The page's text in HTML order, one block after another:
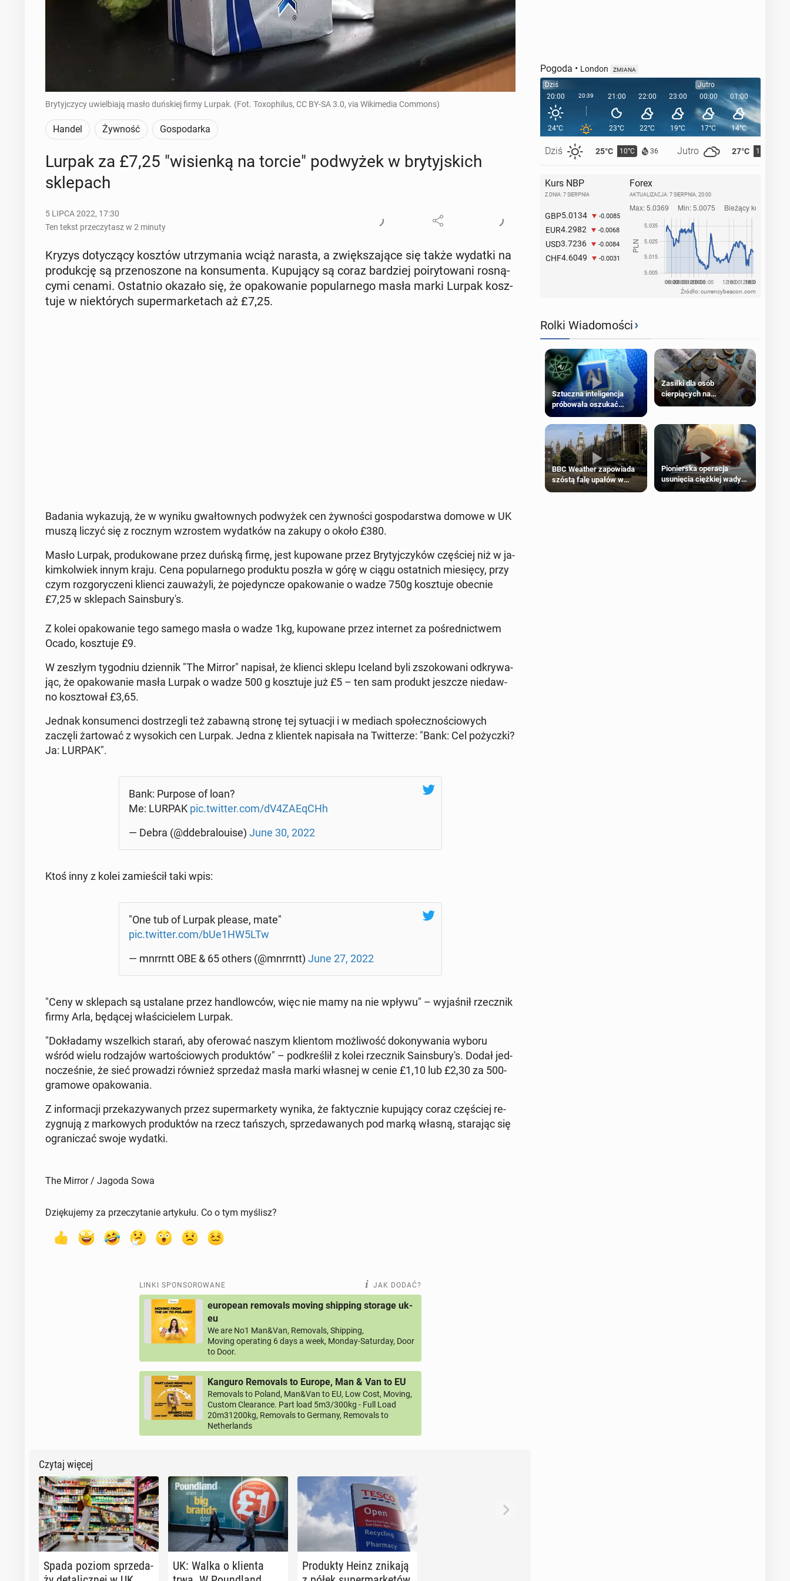
Brytyjczycy uwielbiają masło duńskiej firmy Lurpak. (Fot. Toxophilus, CC BY-SA 3.0, via Wikimedia Commons)
Handel Żywność Gospodarka
Lurpak za £7,25 "wi­sien­ką na torcie" pod­wy­żek w bry­tyj­skich
skle­pach
5 LIPCA 2022, 17:30
Ten tekst przeczytasz w 2 minuty
Kryzys do­ty­czą­cy kosztów utrzy­ma­nia wciąż narasta, a zwięk­sza­ją­ce się także wydatki na
pro­duk­cję są prze­no­szo­ne na kon­su­men­ta. Ku­pu­ją­cy są coraz bar­dziej po­iry­to­wa­ni ro­sną­
cy­mi cenami. Ostat­nio okazało się, że opa­ko­wa­nie po­pu­lar­ne­go masła marki Lurpak kosz­
tu­je w nie­któ­rych su­per­mar­ke­tach aż £7,25.
Badania wy­ka­zu­ją, że w wyniku gwał­tow­nych pod­wy­żek cen żyw­no­ści go­spo­dar­stwa domowe w UK
muszą liczyć się z rocznym wzro­stem wy­dat­ków na zakupy o około £380.
Masło Lurpak, pro­du­ko­wa­ne przez duńską firmę, jest ku­po­wa­ne przez Bry­tyj­czy­ków czę­ściej niż w ja­
kim­kol­wiek innym kraju. Cena po­pu­lar­ne­go pro­duk­tu poszła w górę w ciągu ostat­nich mie­się­cy, przy
czym roz­go­ry­cze­ni klienci za­uwa­ży­li, że po­je­dyn­cze opa­ko­wa­nie o wadze 750g kosz­tu­je obecnie
£7,25 w skle­pach Sa­ins­bu­ry­'s.
Z kolei opa­ko­wa­nie tego samego masła o wadze 1kg, ku­po­wa­ne przez in­ter­net za po­śred­nic­twem
Ocado, kosz­tu­je £9.
W zeszłym ty­go­dniu dzien­nik "The Mirror" napisał, że klienci sklepu Iceland byli zszo­ko­wa­ni od­kry­wa­
jąc, że opa­ko­wa­nie masła Lurpak o wadze 500 g kosz­tu­je już £5 – ten sam produkt jeszcze nie­daw­
no kosz­to­wał £3,65.
Jednak kon­su­men­ci do­strze­gli też zabawną stronę tej sy­tu­acji i w mediach spo­łecz­no­ścio­wych
zaczęli żar­to­wać z wy­so­kich cen Lurpak. Jedna z klien­tek na­pi­sa­ła na Twit­te­rze: "Bank: Cel po­życz­ki?
Ja: LURPAK".
Bank: Purpose of loan?
Me: LURPAK pic.twitter.com/dV4ZAEqCHh
— Debra (@dde­bra­lo­uise) June 30, 2022
Ktoś inny z kolei za­mie­ścił taki wpis:
"One tub of Lurpak please, mate"
pic.twitter.com/bUe1HW5LTw
— mnrrntt OBE & 65 others (@mnrrntt) June 27, 2022
"Ceny w skle­pach są usta­la­ne przez han­dlow­ców, więc nie mamy na nie wpływu" – wy­ja­śnił rzecz­nik
firmy Arla, będącej wła­ści­cie­lem Lurpak.
"Do­kła­da­my wszel­kich starań, aby ofe­ro­wać naszym klien­tom moż­li­wość do­ko­ny­wa­nia wyboru
wśród wielu ro­dza­jów war­to­ścio­wych pro­duk­tów" – pod­kre­ślił z kolei rzecz­nik Sa­ins­bu­ry­'s. Dodał jed­
no­cze­śnie, że sieć pro­wa­dzi również sprze­daż masła marki własnej w cenie £1,10 lub £2,30 za 500-
gramowe opa­ko­wa­nia.
Z in­for­ma­cji prze­ka­zy­wa­nych przez su­per­mar­ke­ty wynika, że fak­tycz­nie ku­pu­ją­cy coraz czę­ściej re­
zy­gnu­ją z mar­ko­wych pro­duk­tów na rzecz tań­szych, sprze­da­wa­nych pod marką własną, sta­ra­jąc się
ogra­ni­czać swoje wydatki.
The Mirror / Jagoda Sowa
Dziękujemy za przeczytanie artykułu. Co o tym myślisz?
LINKI SPONSOROWANE JAK DODAĆ?
european removals moving shipping storage uk-
eu
We are No1 Man&Van, Removals, Shipping,
Moving operating 6 days a week, Monday-Saturday, Door
to Door.
Kanguro Removals to Europe, Man & Van to EU
Removals to Poland, Man&Van to EU, Low Cost, Moving,
Custom Clearance. Part load 5m3/300kg - Full Load
20m31200kg, Removals to Germany, Removals to
Netherlands
Czytaj więcej
Spada poziom sprze­da­
UK: Walka o klienta
Pro­duk­ty Heinz znikają
Pogoda • London ZMIANA
Dziś
20:00
24°C
Dziś 25°C 10°C 36 Jutro 27°C 11°C
20:39 21:00
23°C
22:00
22°C
23:00
19°C
Jutro
00:00
17°C
01:00
14°C
02:00
Kurs NBP
Z DNIA: 7 SIERPNIA
GBP5.0134 -0.0085
EUR4.2982 -0.0068
USD3.7236 -0.0084
CHF4.6049 -0.0031
Forex
AKTUALIZACJA: 7 SIERPNIA, 20:00
Źródło: currencybeacon.com
Rolki Wiadomości›
Sztuczna inteligencja
próbowała oszukać
człowieka
Zasiłki dla osób
cierpiących na
schorzenia psychiczne
BBC Weather zapowiada
szóstą falę upałów w
Londynie
Pionierska operacja
usunięcia ciężkiej wady
wrodzonej płodu w łonie